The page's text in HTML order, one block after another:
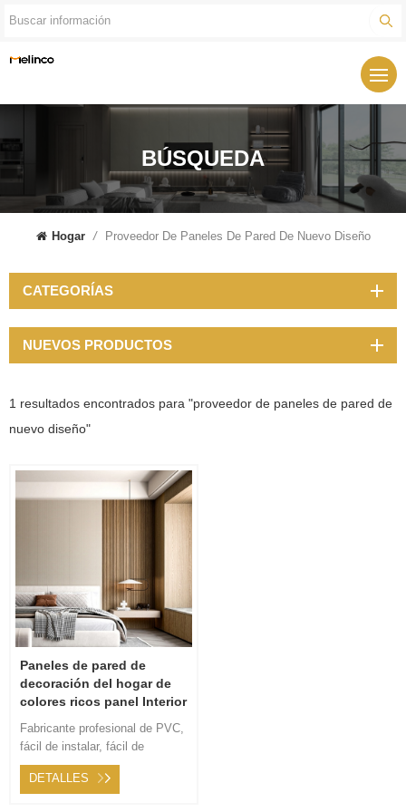
BÚSQUEDA
Hogar / Proveedor De Paneles De Pared De Nuevo Diseño
1 resultados encontrados para "proveedor de paneles de pared de
nuevo diseño"
Paneles de pared de
decoración del hogar de
colores ricos panel Interior
Fabricante profesional de PVC,
fácil de instalar, fácil de
transportar. Servicio posventa
24 horas en línea, servicio
DETALLES
CATEGORÍAS
NUEVOS PRODUCTOS